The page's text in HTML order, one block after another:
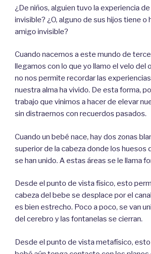
¿De niños, alguien tuvo la experiencia
invisible? ¿O, alguno de sus hijos tiene o
amigo invisible?
Cuando nacemos a este mundo de
llegamos con lo que yo llamo el velo del
no nos permite recordar las
nuestra alma ha vivido. De esta forma,
trabajo que vinimos a hacer de elevar
sin distraernos con recuerdos pasados.
Cuando un bebé nace, hay dos zonas
superior de la cabeza donde los huesos
se han unido. A estas áreas se le llama
Desde el punto de vista físico, esto
cabeza del bebe se desplace por el
es bien estrecho. Poco a poco, se van
del cerebro y las fontanelas se cierran.
Desde el punto de vista metafísico,